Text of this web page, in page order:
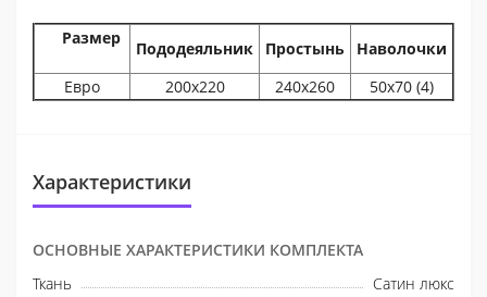
Размер
Пододеяльник Простынь
Наволочки
Евро
200х220 240х260 50х70 (4)
Характеристики
ОСНОВНЫЕ ХАРАКТЕРИСТИКИ КОМПЛЕКТА
Ткань
Сатин люкс